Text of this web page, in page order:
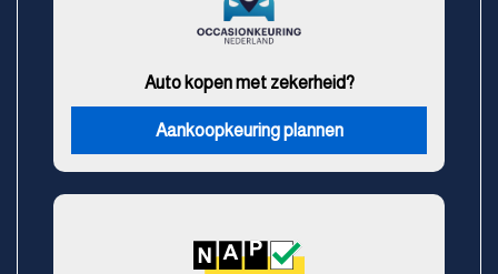
Auto kopen met zekerheid?
Aankoopkeuring plannen